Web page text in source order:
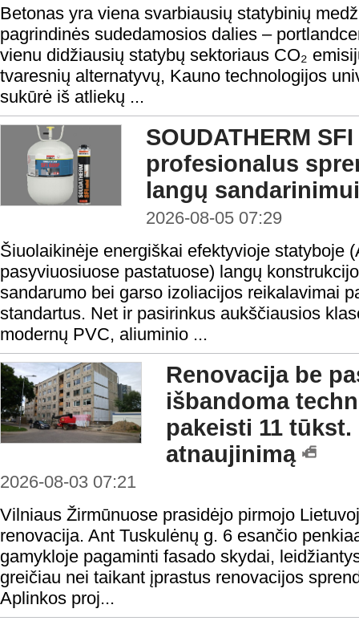
Betonas yra viena svarbiausių statybinių
pagrindinės sudedamosios dalies –
vienu didžiausių statybų sektoriaus CO₂
tvaresnių alternatyvų, Kauno technologijos
sukūrė iš atliekų ...
SOUDATHERM
profesionalus
langų
2026-08-05 07:29
Šiuolaikinėje energiškai efektyvioje statyboje
pasyviuosiuose pastatuose) langų
sandarumo bei garso izoliacijos reikalavimai
standartus. Net ir pasirinkus aukščiausios
modernų PVC, aliuminio ...
Renovacija be
išbandoma
pakeisti 11
atnaujinimą
2026-08-03 07:21
Vilniaus Žirmūnuose prasidėjo pirmojo
renovacija. Ant Tuskulėnų g. 6 esančio
gamykloje pagaminti fasado skydai,
greičiau nei taikant įprastus renovacijos
Aplinkos proj...